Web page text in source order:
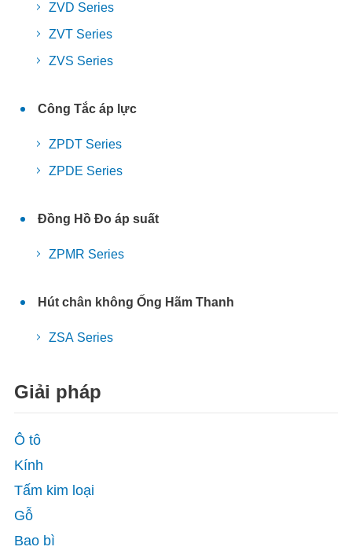
ZVD Series
ZVT Series
ZVS Series
Công Tắc áp lực
ZPDT Series
ZPDE Series
Đồng Hồ Đo áp suất
ZPMR Series
Hút chân không Ống Hãm Thanh
ZSA Series
Giải pháp
Ô tô
Kính
Tấm kim loại
Gỗ
Bao bì